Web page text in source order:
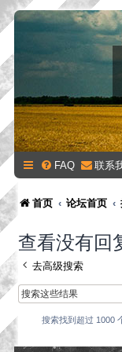
FAQ 联系
首页 论坛首页
查看没有回
去高级搜索
搜索找到超过 1000